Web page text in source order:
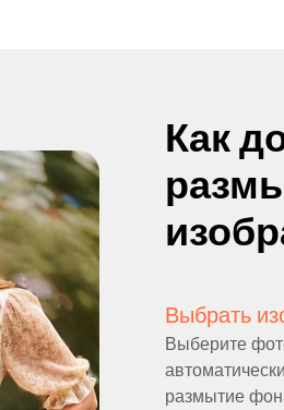
Как
Выбрать
Выберите
размытие